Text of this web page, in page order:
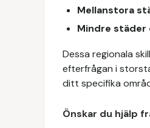
Mellanstora
Mindre städer
Dessa regionala
efterfrågan i
ditt specifika
Önskar du hjälp